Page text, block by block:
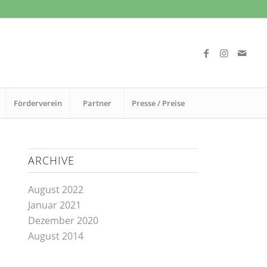
Förderverein Partner Presse / Preise
ARCHIVE
August 2022
Januar 2021
Dezember 2020
August 2014